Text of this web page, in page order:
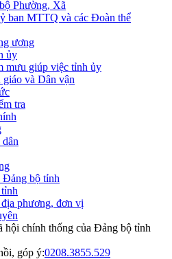
Phường, Xã
ban MTTQ và các Đoàn thể
ương
ủy
mưu giúp việc tỉnh ủy
giáo và Dân vận
tra
bộ tỉnh
phương, đơn vị
hội chính thống của Đảng bộ tỉnh
góp ý:0208.3855.529